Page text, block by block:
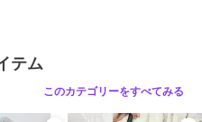
テム
このカテゴリーをすべてみる